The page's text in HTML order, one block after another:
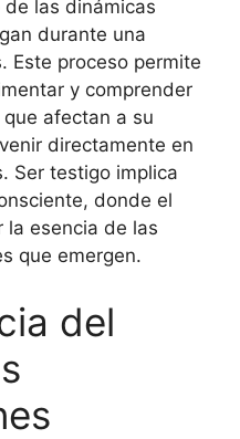
las dinámicas
durante una
Este proceso permite
y comprender
afectan a su
directamente en
Ser testigo implica
donde el
la esencia de las
que emergen.
del